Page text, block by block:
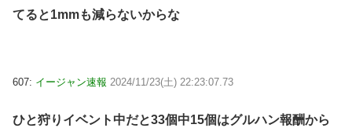
てると1mmも減らないからな
607: イージャン速報 2024/11/23(土) 22:23:07.73
ひと狩りイベント中だと33個中15個はグルハン報酬から